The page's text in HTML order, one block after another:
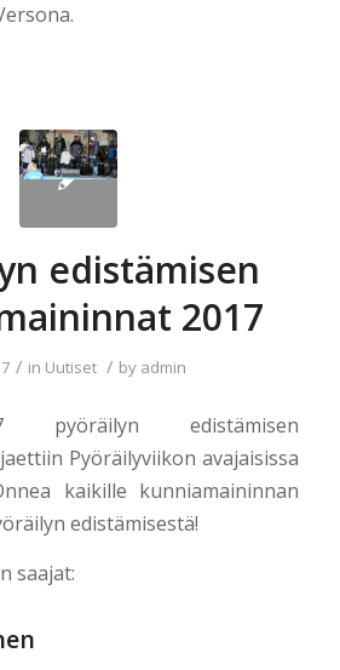
edistämisen
2017
/ in Uutiset / by admin
pyöräilyn edistämisen
Pyöräilyviikon avajaisissa
kaikille kunniamaininnan
edistämisestä!
saajat: